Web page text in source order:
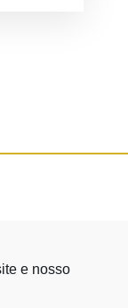
e nosso